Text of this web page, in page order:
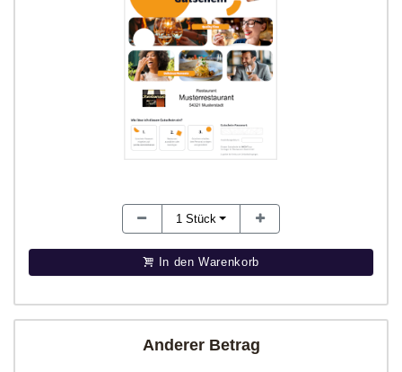
1 Stück
In den Warenkorb
Anderer Betrag